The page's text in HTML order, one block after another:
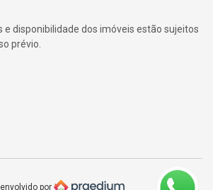
e disponibilidade dos imóveis estão sujeitos
prévio.
por